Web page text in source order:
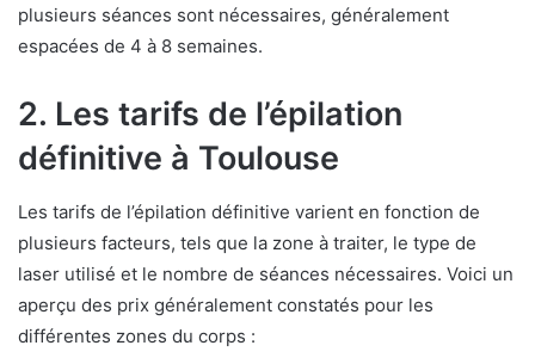
plusieurs séances sont nécessaires, généralement
espacées de 4 à 8 semaines.
2. Les tarifs de l’épilation
définitive à Toulouse
Les tarifs de l’épilation définitive varient en fonction de
plusieurs facteurs, tels que la zone à traiter, le type de
laser utilisé et le nombre de séances nécessaires. Voici un
aperçu des prix généralement constatés pour les
différentes zones du corps :